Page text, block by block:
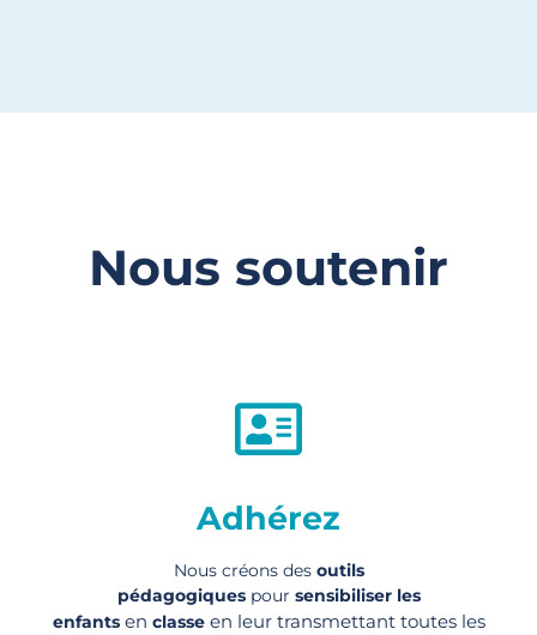
Nous soutenir
Adhérez
Nous créons des outils
pédagogiquespour sensibiliser les
enfantsen classeen leur transmettant toutes les